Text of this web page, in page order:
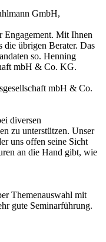
GmbH,
Engagement. Mit Ihnen
die übrigen Berater. Das
so. Henning
mbH & Co. KG.
mbH & Co.
diversen
zu unterstützen. Unser
uns offen seine Sicht
an die Hand gibt, wie
Themenauswahl mit
gute Seminarführung.